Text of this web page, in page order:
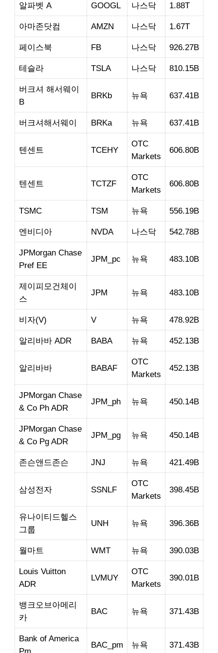
알파벳 A GOOGL 나스닥 1.88T
아마존닷컴 AMZN 나스닥 1.67T
페이스북 FB 나스닥 926.27B
테슬라 TSLA 나스닥 810.15B
버크셔 해서웨이
B
BRKb 뉴욕 637.41B
버크셔해서웨이 BRKa 뉴욕 637.41B
텐센트 TCEHY
OTC
Markets
606.80B
텐센트 TCTZF
OTC
Markets
606.80B
TSMC TSM 뉴욕 556.19B
엔비디아 NVDA 나스닥 542.78B
JPMorgan Chase
Pref EE
JPM_pc 뉴욕 483.10B
제이피모건체이
스
JPM 뉴욕 483.10B
비자(V) V 뉴욕 478.92B
알리바바 ADR BABA 뉴욕 452.13B
알리바바 BABAF
OTC
Markets
452.13B
JPMorgan Chase
& Co Ph ADR
JPM_ph 뉴욕 450.14B
JPMorgan Chase
& Co Pg ADR
JPM_pg 뉴욕 450.14B
존슨앤드존슨 JNJ 뉴욕 421.49B
삼성전자 SSNLF
OTC
Markets
398.45B
유나이티드헬스
그룹
UNH 뉴욕 396.36B
월마트 WMT 뉴욕 390.03B
Louis Vuitton
ADR
LVMUY
OTC
Markets
390.01B
뱅크오브아메리
카
BAC 뉴욕 371.43B
Bank of America
Pm
BAC_pm 뉴욕 371.43B